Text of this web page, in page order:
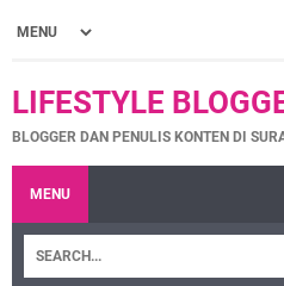
LIFESTYLE
BLOGGER DAN PENULIS KONTEN DI
MENU